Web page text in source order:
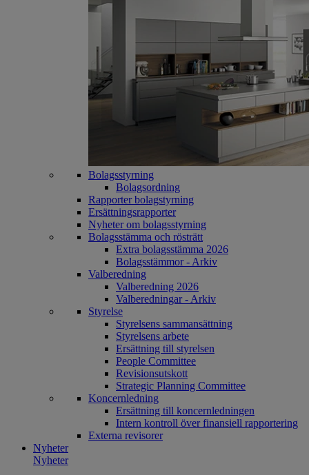
Bolagsstyrning
Bolagsordning
Rapporter bolagstyrning
Ersättningsrapporter
Nyheter om bolagsstyrning
Bolagsstämma och rösträtt
Extra bolagsstämma 2026
Bolagsstämmor - Arkiv
Valberedning
Valberedning 2026
Valberedningar - Arkiv
Styrelse
Styrelsens sammansättning
Styrelsens arbete
Ersättning till styrelsen
People Committee
Revisionsutskott
Strategic Planning Committee
Koncernledning
Ersättning till koncernledningen
Intern kontroll över finansiell rapportering
Externa revisorer
Nyheter
Nyheter